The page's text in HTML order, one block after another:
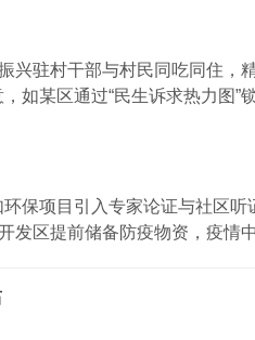
兴驻村干部与村民同吃同住，
如某区通过“民生诉求热力图”
保项目引入专家论证与社区听
发区提前储备防疫物资，疫情